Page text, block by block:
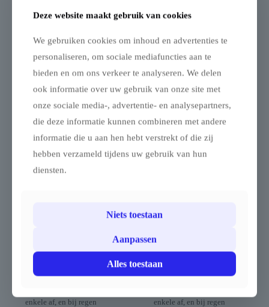
STRETCHTENT ZEIL
(560 G/M²) MET
KLEMMEN – 10 X 15 M
Stretchtent – 10 x 15 m –
Double Coated PVC 560
Breng een zomerse,
evenement, tuin, terras of
zomerbar met deze double
coated stretchtent van 10 x
15 m, ook wel nomadentent
en de verplaatsbare palen
van een uiterst flexibele
Bij mooi weer open je alle
enkele af, en bij regen
STRETCHTENT ZEIL
(560 G/M²) MET
LUSSEN – 10 X 10.5 M
Stretchtent – 10 x 10.5 m –
Double Coated PVC 560
Breng een zomerse,
evenement, tuin, terras of
zomerbar met deze double
eucalyptushout) geniet je
opstelling.
Bij mooi weer open je alle
enkele af, en bij regen
Deze website maakt gebruik van cookies
We gebruiken cookies om inhoud en advertenties te
personaliseren, om sociale mediafuncties aan te
bieden en om ons verkeer te analyseren. We delen
ook informatie over uw gebruik van onze site met
onze sociale media-, advertentie- en analysepartners,
die deze informatie kunnen combineren met andere
informatie die u aan hen hebt verstrekt of die zij
hebben verzameld tijdens uw gebruik van hun
diensten.
Niets toestaan
Aanpassen
Alles toestaan